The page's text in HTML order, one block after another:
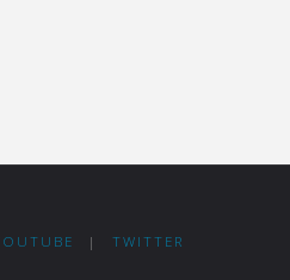
| TWITTER